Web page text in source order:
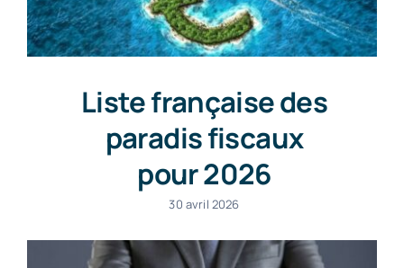
Liste française des
paradis fiscaux
pour 2026
30 avril 2026